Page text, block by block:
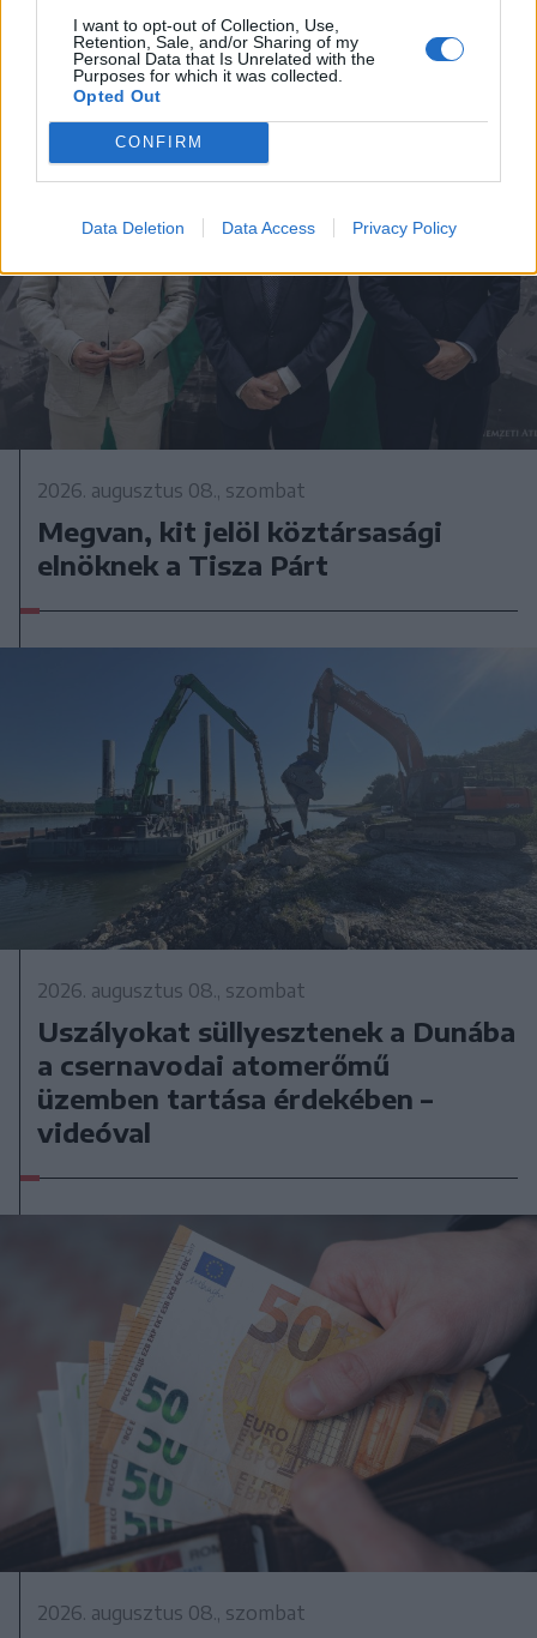
I want to opt-out of Collection, Use,
Retention, Sale, and/or Sharing of my
Personal Data that Is Unrelated with the
Purposes for which it was collected.
Opted Out
CONFIRM
Data Deletion Data Access Privacy Policy
2026. augusztus 08., szombat
Megvan, kit jelöl köztársasági
elnöknek a Tisza Párt
2026. augusztus 08., szombat
Uszályokat süllyesztenek a Dunába
a csernavodai atomerőmű
üzemben tartása érdekében –
videóval
2026. augusztus 08., szombat